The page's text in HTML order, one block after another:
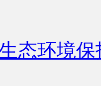
态环境